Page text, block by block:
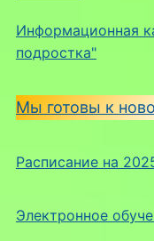
Информационная
подростка"
Мы готовы к
Расписание на
Электронное